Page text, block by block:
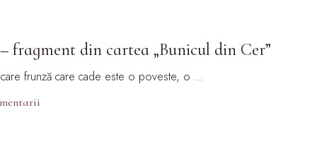
fragment din cartea „Bunicul din Cer”
frunză care cade este o poveste, o …